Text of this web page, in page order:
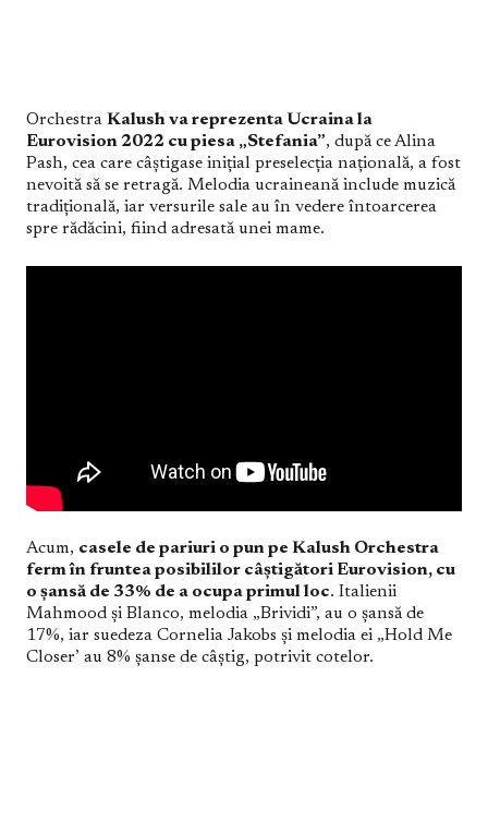
Orchestra Kalush va reprezenta Ucraina la
Eurovision 2022 cu piesa „Stefania”, după ce Alina
Pash, cea care câștigase inițial preselecția națională, a fost
nevoită să se retragă. Melodia ucraineană include muzică
tradițională, iar versurile sale au în vedere întoarcerea
spre rădăcini, fiind adresată unei mame.
Acum, casele de pariuri o pun pe Kalush Orchestra
ferm în fruntea posibililor câștigători Eurovision, cu
o șansă de 33% de a ocupa primul loc. Italienii
Mahmood și Blanco, melodia „Brividi”, au o șansă de
17%, iar suedeza Cornelia Jakobs și melodia ei „Hold Me
Closer’ au 8% șanse de câștig, potrivit cotelor.